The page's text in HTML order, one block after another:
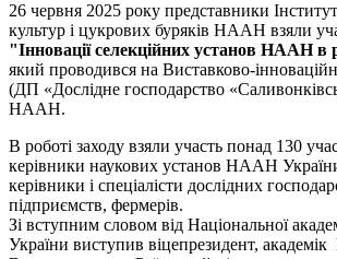
26 червня 2025 року представники
культур і цукрових буряків НААН взяли
"Інновації селекційних установ НААН в
який проводився на Виставково-
(ДП «Дослідне господарство
НААН.
В роботі заходу взяли участь понад 130
керівники наукових установ НААН
керівники і спеціалісти дослідних
підприємств, фермерів.
Зі вступним словом від Національної
України виступив віцепрезидент,